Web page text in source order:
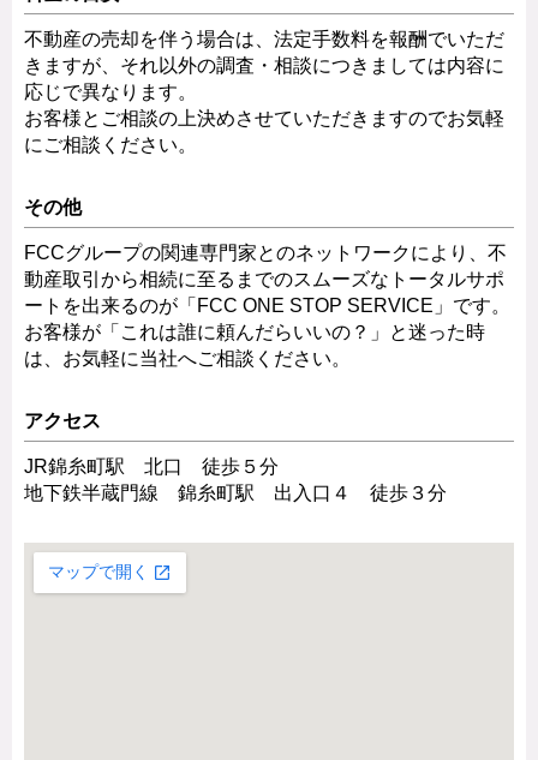
不動産の売却を伴う場合は、法定手数料を報酬でいただ
きますが、それ以外の調査・相談につきましては内容に
応じで異なります。
お客様とご相談の上決めさせていただきますのでお気軽
にご相談ください。
その他
FCCグループの関連専門家とのネットワークにより、不
動産取引から相続に至るまでのスムーズなトータルサポ
ートを出来るのが「FCC ONE STOP SERVICE」です。
お客様が「これは誰に頼んだらいいの？」と迷った時
は、お気軽に当社へご相談ください。
アクセス
JR錦糸町駅 北口 徒歩５分
地下鉄半蔵門線 錦糸町駅 出入口４ 徒歩３分